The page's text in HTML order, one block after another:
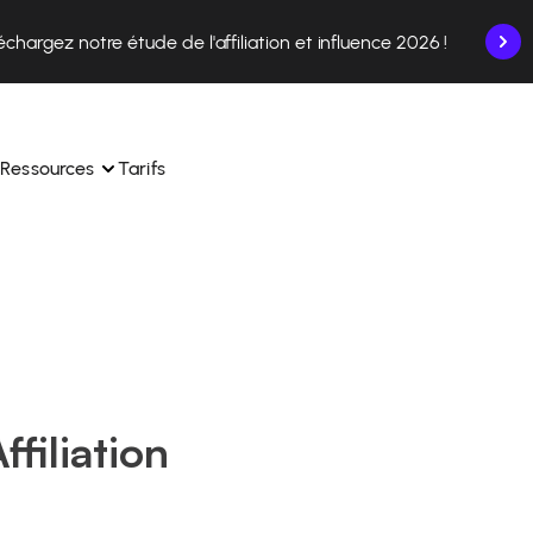
notre étude de l'affiliation et influence 2026 !
de vos affiliés en toute
Ressources
Suivez nos conseils, actus et tendances du secteur.
Tarifs